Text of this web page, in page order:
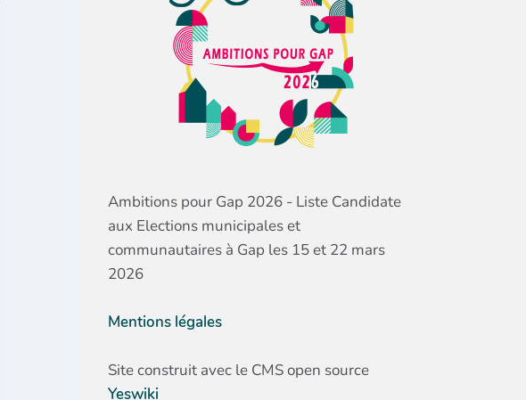
Ambitions pour Gap 2026 - Liste Candidate
aux Elections municipales et
communautaires à Gap les 15 et 22 mars
2026
Mentions légales
Site construit avec le CMS open source
Yeswiki